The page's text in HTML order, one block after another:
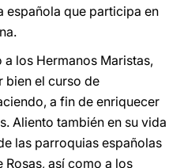
española que participa en
los Hermanos Maristas,
bien el curso de
a fin de enriquecer
Aliento también en su vida
las parroquias españolas
Rosas, así como a los